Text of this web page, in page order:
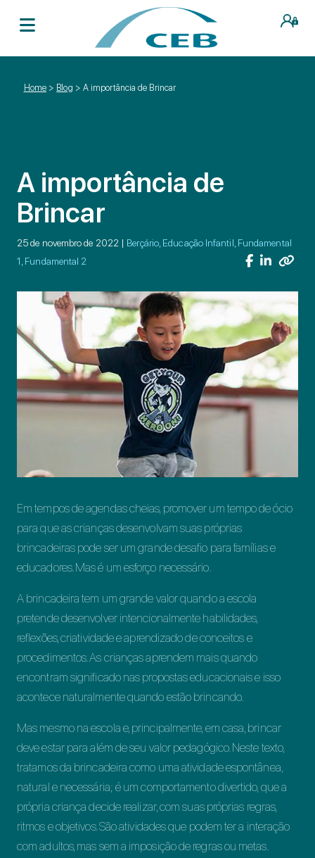
Home> Blog > A importância de Brincar
A importância de
Brincar
25 de novembro de 2022 | Berçário, Educação Infantil, Fundamental
1, Fundamental 2
Em tempos de agendas cheias, promover um tempo de ócio
para que as crianças desenvolvam suas próprias
brincadeiras pode ser um grande desafio para famílias e
educadores. Mas é um esforço necessário.
A brincadeira tem um grande valor quando a escola
pretende desenvolver intencionalmente habilidades,
reflexões, criatividade e aprendizado de conceitos e
procedimentos. As crianças aprendem mais quando
encontram significado nas propostas educacionais e isso
acontece naturalmente quando estão brincando.
Mas mesmo na escola e, principalmente, em casa, brincar
deve estar para além de seu valor pedagógico. Neste texto,
tratamos da brincadeira como uma atividade espontânea,
natural e necessária; é um comportamento divertido, que a
própria criança decide realizar, com suas próprias regras,
ritmos e objetivos. São atividades que podem ter a interação
com adultos, mas sem a imposição de regras ou metas.